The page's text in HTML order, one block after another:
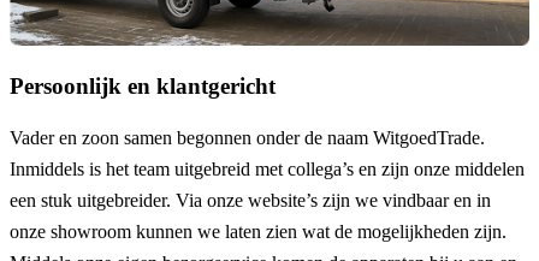
Persoonlijk en klantgericht
Vader en zoon samen begonnen onder de naam WitgoedTrade.
Inmiddels is het team uitgebreid met collega’s en zijn onze middelen
een stuk uitgebreider. Via onze website’s zijn we vindbaar en in
onze showroom kunnen we laten zien wat de mogelijkheden zijn.